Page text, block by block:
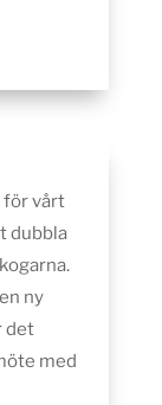
för vårt
dubbla
ny
det
med